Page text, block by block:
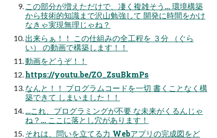
この部分が増えただけで、凄く複雑そう… 環境構築
から技術的知識まで沢山勉強して 開発に時間をかけ
なきゃ実現無理じゃね？
出来らぁ！！ この仕組みの全工程を ３分 （ぐら
い） の動画で構築します！！
動画をどうぞ！！
https://youtu.be/ZO_ZsuBkmPs
なんと！！ プログラムコードを一切 書くことなく構
築できて しまいました！！
…これ、プログラミングが不要 な未来がくるんじゃ
ね？… ここに落とし穴があります！
それは、問いを立てる力 Webアプリの完成図をど